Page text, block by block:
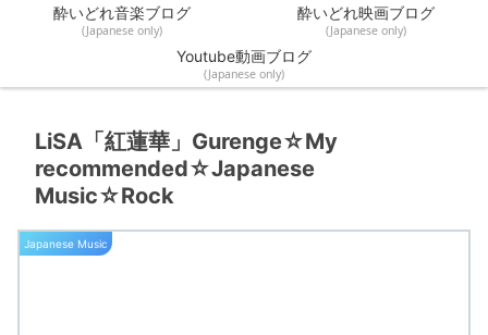
酔いどれ音楽ブログ
(Japanese only)
酔いどれ映画ブログ
(Japanese only)
Youtube動画ブログ
(Japanese only)
LiSA「紅蓮華」Gurenge☆My
recommended☆Japanese
Music☆Rock
Japanese Music